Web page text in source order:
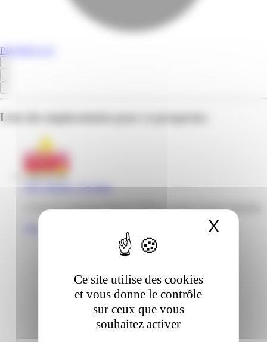
Ce site utilise des cookies
et vous donne le contrôle
sur ceux que vous
souhaitez activer
X
PROMOS.GF
Liste des emplacements pour ce prospectus
Gifi | Becker | Cayenne
12 rue du Lieutenant Becker 97300 Cayenne Guyane française